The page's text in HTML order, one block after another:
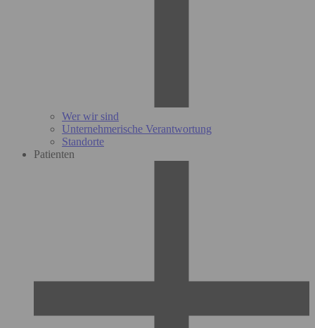
Wer wir sind
Unternehmerische Verantwortung
Standorte
Patienten